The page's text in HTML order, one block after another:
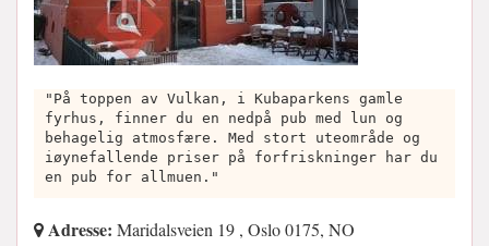
"På toppen av Vulkan, i Kubaparkens gamle
fyrhus, finner du en nedpå pub med lun og
behagelig atmosfære. Med stort uteområde og
iøynefallende priser på forfriskninger har du
en pub for allmuen."
Adresse: Maridalsveien 19 , Oslo 0175, NO